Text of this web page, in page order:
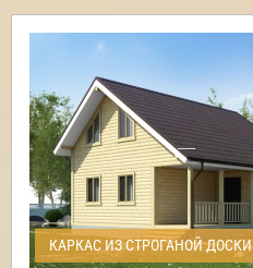
КАРКАС ИЗ СТРОГАНОЙ ДОСКИ